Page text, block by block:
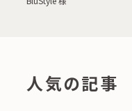
人気の記事